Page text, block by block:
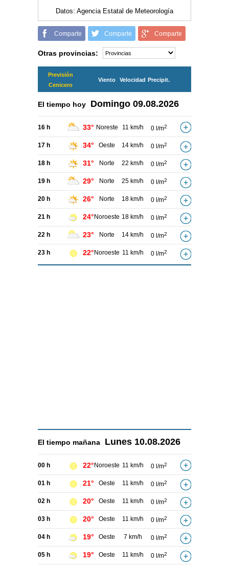
Datos: Agencia Estatal de Meteorología
Comparte Comparte Comparte
Otras provincias:
Previsión
Cenicero
Viento Velocidad Precipit.
El tiempo hoy Domingo 09.08.2026
16 h 33° Noreste 11 km/h 0 l/m2
17 h 34° Oeste 14 km/h 0 l/m2
18 h 31° Norte 22 km/h 0 l/m2
19 h 29° Norte 25 km/h 0 l/m2
20 h 26° Norte 18 km/h 0 l/m2
21 h 24° Noroeste 18 km/h 0 l/m2
22 h 23° Norte 14 km/h 0 l/m2
23 h 22° Noroeste 11 km/h 0 l/m2
El tiempo mañana Lunes 10.08.2026
00 h 22° Noroeste 11 km/h 0 l/m2
01 h 21° Oeste 11 km/h 0 l/m2
02 h 20° Oeste 11 km/h 0 l/m2
03 h 20° Oeste 11 km/h 0 l/m2
04 h 19° Oeste 7 km/h 0 l/m2
05 h 19° Oeste 11 km/h 0 l/m2